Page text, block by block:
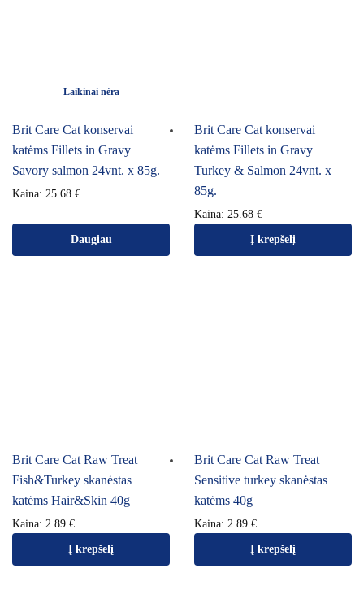
Laikinai nėra
Brit Care Cat konservai
katėms Fillets in Gravy
Savory salmon 24vnt. x 85g.
Kaina: 25.68 €
Daugiau
Brit Care Cat konservai
katėms Fillets in Gravy
Turkey & Salmon 24vnt. x
85g.
Kaina: 25.68 €
Į krepšelį
Brit Care Cat Raw Treat
Fish&Turkey skanėstas
katėms Hair&Skin 40g
Kaina: 2.89 €
Į krepšelį
Brit Care Cat Raw Treat
Sensitive turkey skanėstas
katėms 40g
Kaina: 2.89 €
Į krepšelį